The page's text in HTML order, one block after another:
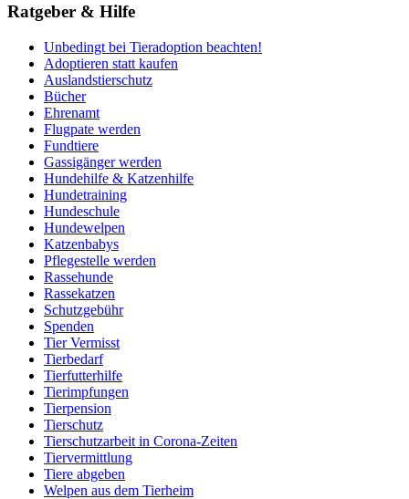
Ratgeber & Hilfe
Unbedingt bei Tieradoption beachten!
Adoptieren statt kaufen
Auslandstierschutz
Bücher
Ehrenamt
Flugpate werden
Fundtiere
Gassigänger werden
Hundehilfe & Katzenhilfe
Hundetraining
Hundeschule
Hundewelpen
Katzenbabys
Pflegestelle werden
Rassehunde
Rassekatzen
Schutzgebühr
Spenden
Tier Vermisst
Tierbedarf
Tierfutterhilfe
Tierimpfungen
Tierpension
Tierschutz
Tierschutzarbeit in Corona-Zeiten
Tiervermittlung
Tiere abgeben
Welpen aus dem Tierheim